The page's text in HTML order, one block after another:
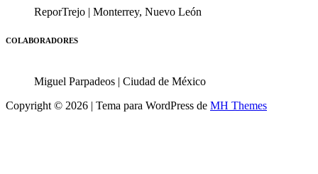
ReporTrejo | Monterrey, Nuevo León
COLABORADORES
Miguel Parpadeos | Ciudad de México
Copyright © 2026 | Tema para WordPress de MH Themes